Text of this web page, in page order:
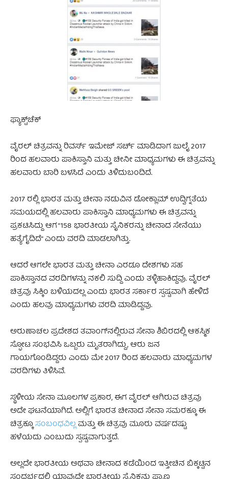
ಫ್ಯಾಕ್ಟ್‌ಚೆಕ್‌
ವೈರಲ್‌ ಚಿತ್ರವನ್ನು ರಿವರ್ಸ್ ಇಮೇಜ್ ಸರ್ಚ್ ಮಾಡಿದಾಗ ಜುಲೈ 2017
ರಿಂದ ಹಲವಾರು ಪಾಕಿಸ್ತಾನಿ ಮತ್ತು ಚೀನೀ ಮಾಧ್ಯಮಗಳು ಈ ಚಿತ್ರವನ್ನು
ಹಲವಾರು ಬಾರಿ ಬಳಸಿದೆ ಎಂದು ತಿಳಿದುಬಂದಿದೆ.
2017 ರಲ್ಲಿ ಭಾರತ ಮತ್ತು ಚೀನಾ ನಡುವಿನ ಡೋಕ್ಲಾಮ್ ಉದ್ವಿಗ್ನತೆಯ
ಸಮಯದಲ್ಲಿ ಹಲವಾರು ಪಾಕಿಸ್ತಾನಿ ಮಾಧ್ಯಮಗಳು ಈ ಚಿತ್ರವನ್ನು
ಪ್ರಕಟಿಸಿದ್ದು ‌ಆಗ “158 ಭಾರತೀಯ ಸೈನಿಕರನ್ನು ಚೀನಾದ ಸೇನೆಯು
ಹತ್ಯೆಗೈದಿದೆ” ಎಂದು ವರದಿ ಮಾಡಲಾಗಿತ್ತು.
ಆದರೆ ಆಗಲೇ ಭಾರತ ಮತ್ತು ಚೀನಾ ಎರಡೂ ದೇಶಗಳು ಸಹ
ಪಾಕಿಸ್ತಾನದ ವರದಿಗಳನ್ನು ನಕಲಿ ಸುದ್ದಿ ಎಂದು ತಳ್ಳಿಹಾಕಿದ್ದವು. ವೈರಲ್
ಚಿತ್ರವು ಸಿಕ್ಕಿಂ ಬಳಿಯದಲ್ಲ ಎಂದು ಭಾರತ ಸರ್ಕಾರ ಸ್ಪಷ್ಟವಾಗಿ ಹೇಳಿದೆ
ಎಂದು ಹಲವು ಮಾಧ್ಯಮಗಳು ವರದಿ ಮಾಡಿದ್ದವು.
ಅರುಣಾಚಲ ಪ್ರದೇಶದ ತವಾಂಗ್‌ನಲ್ಲಿರುವ ಸೇನಾ ಶಿಬಿರದಲ್ಲಿ ಆಕಸ್ಮಿಕ
ಸ್ಫೋಟ ಸಂಭವಿಸಿ ಒಬ್ಬರು ಮೃತರಾಗಿದ್ದು, ಆರು ಜನ
ಗಾಯಗೊಂಡಿದ್ದರು ಎಂದು ಮೇ 2017 ರಿಂದ ಹಲವಾರು ಮಾಧ್ಯಮಗಳ
ವರದಿಗಳು ತಿಳಿಸಿವೆ.
ಸ್ಥಳೀಯ ಸೇನಾ ಮೂಲಗಳ ಪ್ರಕಾರ, ಈಗ ವೈರಲ್ ಆಗಿರುವ ಚಿತ್ರವು
ಅದೇ ಘಟನೆಯಾಗಿದೆ. ಅಲ್ಲಿಗೆ ಭಾರತ ಚೀನಾದ ಸೇನಾ ಸಮರಕ್ಕೂ ಈ
ಚಿತ್ರಕ್ಕೂಸಂಬಂಧವಿಲ್ಲಮತ್ತು ಈ ಚಿತ್ರವು ಮೂರು ವರ್ಷದಷ್ಟು
ಹಳೆಯದು ಎಂಬುದು ಸ್ಪಷ್ಟವಾಗುತ್ತದೆ.
ಅಲ್ಲದೇ ಭಾರತೀಯ ಅಥವಾ ಚೀನಾದ ಕಡೆಯಿಂದ ಇತ್ತೀಚಿನ ಬಿಕ್ಕಟ್ಟಿನ